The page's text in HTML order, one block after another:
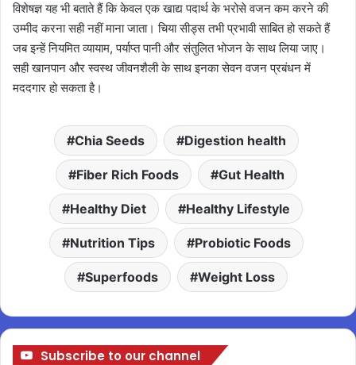
विशेषज्ञ यह भी बताते हैं कि केवल एक खाद्य पदार्थ के भरोसे वजन कम करने की
उम्मीद करना सही नहीं माना जाता। चिया सीड्स तभी प्रभावी साबित हो सकते हैं
जब इन्हें नियमित व्यायाम, पर्याप्त पानी और संतुलित भोजन के साथ लिया जाए।
सही खानपान और स्वस्थ जीवनशैली के साथ इनका सेवन वजन प्रबंधन में
मददगार हो सकता है।
Chia Seeds Digestion health
Fiber Rich Foods Gut Health
Healthy Diet Healthy Lifestyle
Nutrition Tips Probiotic Foods
Superfoods Weight Loss
Subscribe to our channel